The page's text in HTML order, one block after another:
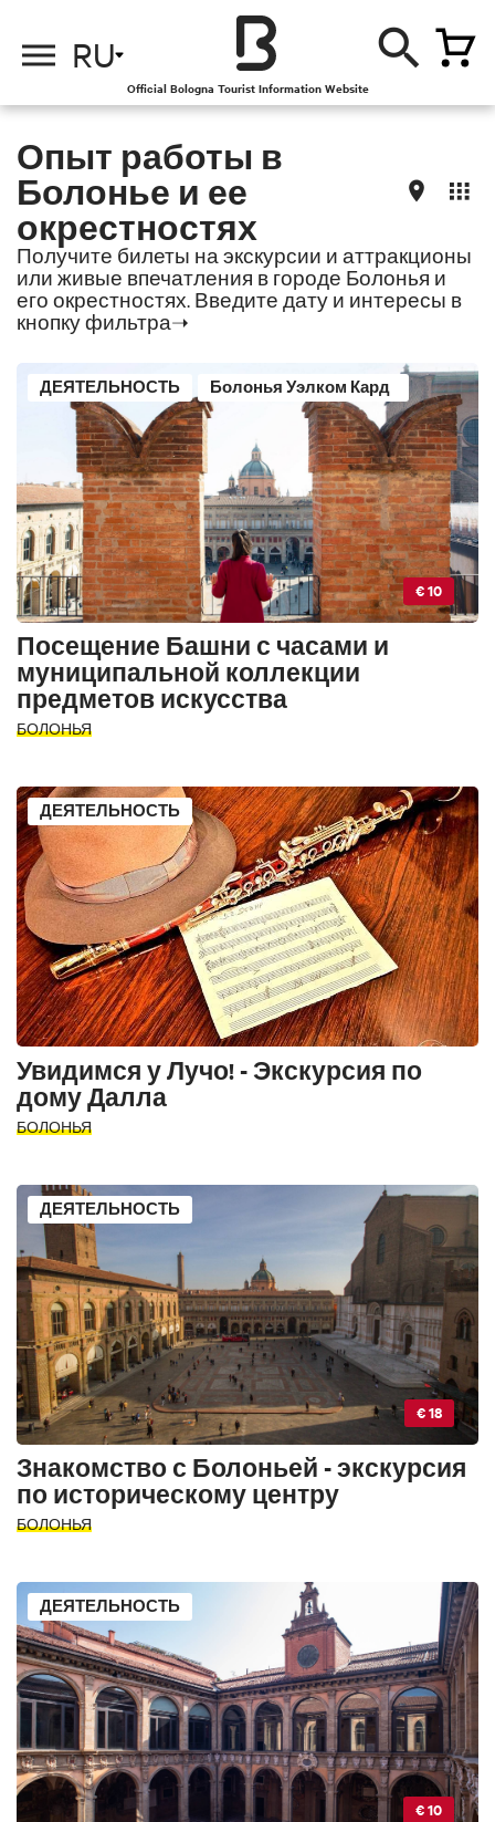
RU
Official Bologna Tourist Information Website
Опыт работы в
Болонье и ее
окрестностях
Получите билеты на экскурсии и аттракционы
или живые впечатления в городе Болонья и
его окрестностях. Введите дату и интересы в
кнопку фильтра➝
ДЕЯТЕЛЬНОСТЬ Болонья Уэлком Кард
€ 10
Посещение Башни с часами и
муниципальной коллекции
предметов искусства
БОЛОНЬЯ
ДЕЯТЕЛЬНОСТЬ
Увидимся у Лучо! - Экскурсия по
дому Далла
БОЛОНЬЯ
ДЕЯТЕЛЬНОСТЬ
€ 18
Знакомство с Болоньей - экскурсия
по историческому центру
БОЛОНЬЯ
ДЕЯТЕЛЬНОСТЬ
€ 10